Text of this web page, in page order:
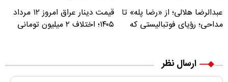
عبدالرضا هلالی؛ از «رضا پله» تا
مداحی؛ رؤیای فوتبالیستی که
قیمت دینار عراق امروز ۱۲ مرداد
۱۴۰۵؛ اختلاف ۲ میلیون تومانی
ارسال نظر